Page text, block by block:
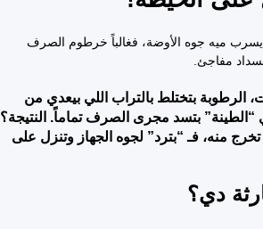
يسرب ميه جوه الأوضة، فغالباً خرطوم الصرف
مفاجئ.
الرطوبة بتختلط بالتراب اللي بيعدي من
“الطينة” بتسد مجرى الصرف تماماً. النتيجة؟
منه، فـ “بترد” لجوه الجهاز وتنزل على
دي؟